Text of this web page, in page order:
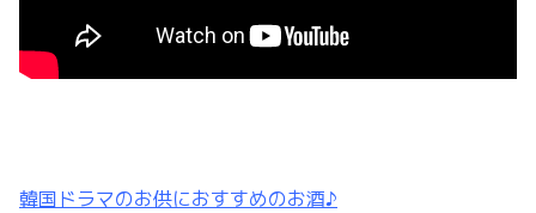
韓国ドラマのお供におすすめのお酒♪